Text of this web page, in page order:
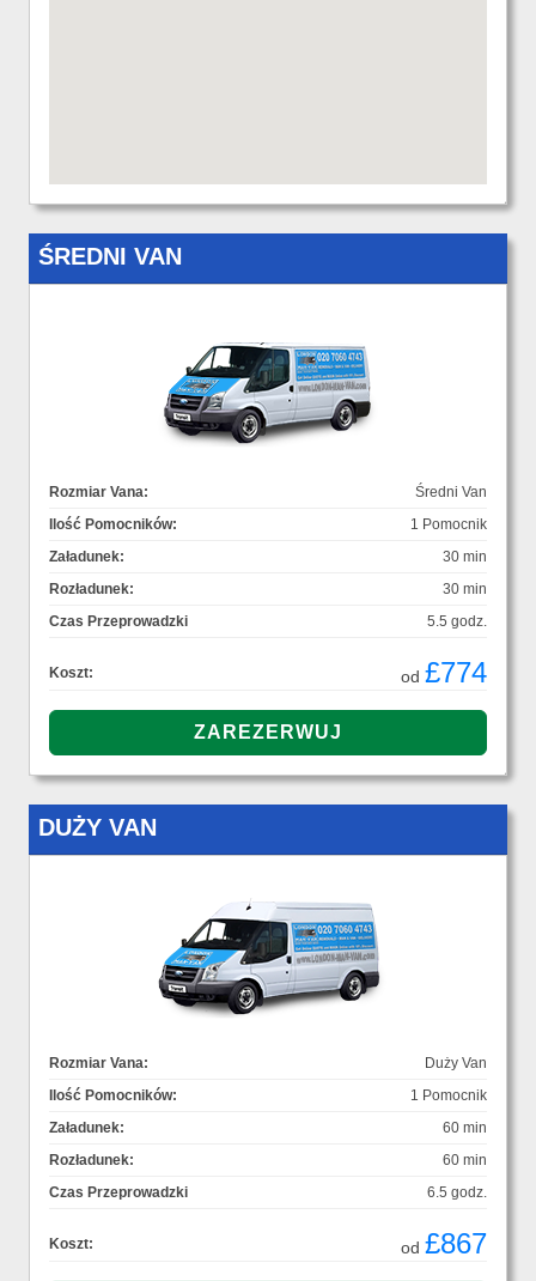
ŚREDNI VAN
Rozmiar Vana:
Średni Van
Ilość Pomocników:
1 Pomocnik
Załadunek:
30 min
Rozładunek:
30 min
Czas Przeprowadzki
5.5 godz.
Koszt: od £774
DUŻY VAN
Rozmiar Vana:
Duży Van
Ilość Pomocników:
1 Pomocnik
Załadunek:
60 min
Rozładunek:
60 min
Czas Przeprowadzki
6.5 godz.
Koszt: od £867